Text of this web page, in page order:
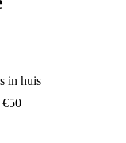
in huis
€50